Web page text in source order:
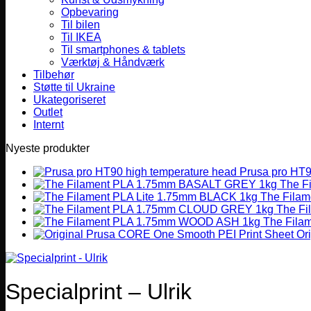
Opbevaring
Til bilen
Til IKEA
Til smartphones & tablets
Værktøj & Håndværk
Tilbehør
Støtte til Ukraine
Ukategoriseret
Outlet
Internt
Nyeste produkter
Prusa pro
The
The
The
The
Specialprint – Ulrik